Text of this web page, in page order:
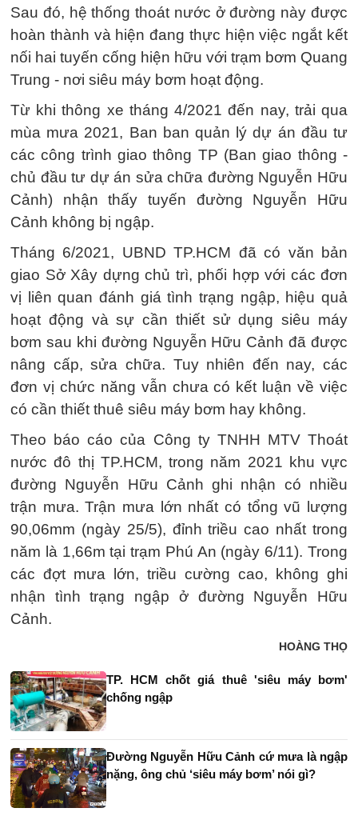
Sau đó, hệ thống thoát nước ở đường này được
hoàn thành và hiện đang thực hiện việc ngắt kết
nối hai tuyến cống hiện hữu với trạm bơm Quang
Trung - nơi siêu máy bơm hoạt động.
Từ khi thông xe tháng 4/2021 đến nay, trải qua
mùa mưa 2021, Ban ban quản lý dự án đầu tư
các công trình giao thông TP (Ban giao thông -
chủ đầu tư dự án sửa chữa đường Nguyễn Hữu
Cảnh) nhận thấy tuyến đường Nguyễn Hữu
Cảnh không bị ngập.
Tháng 6/2021, UBND TP.HCM đã có văn bản
giao Sở Xây dựng chủ trì, phối hợp với các đơn
vị liên quan đánh giá tình trạng ngập, hiệu quả
hoạt động và sự cần thiết sử dụng siêu máy
bơm sau khi đường Nguyễn Hữu Cảnh đã được
nâng cấp, sửa chữa. Tuy nhiên đến nay, các
đơn vị chức năng vẫn chưa có kết luận về việc
có cần thiết thuê siêu máy bơm hay không.
Theo báo cáo của Công ty TNHH MTV Thoát
nước đô thị TP.HCM, trong năm 2021 khu vực
đường Nguyễn Hữu Cảnh ghi nhận có nhiều
trận mưa. Trận mưa lớn nhất có tổng vũ lượng
90,06mm (ngày 25/5), đỉnh triều cao nhất trong
năm là 1,66m tại trạm Phú An (ngày 6/11). Trong
các đợt mưa lớn, triều cường cao, không ghi
nhận tình trạng ngập ở đường Nguyễn Hữu
Cảnh.
HOÀNG THỌ
TP. HCM chốt giá thuê 'siêu máy bơm'
chống ngập
Đường Nguyễn Hữu Cảnh cứ mưa là ngập
nặng, ông chủ ‘siêu máy bơm’ nói gì?